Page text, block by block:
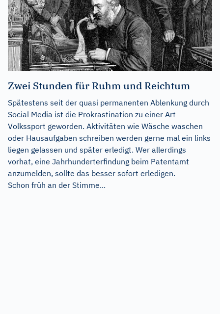
Zwei Stunden für Ruhm und Reichtum
Spätestens seit der quasi permanenten Ablenkung durch
Social Media ist die Prokrastination zu einer Art
Volkssport geworden. Aktivitäten wie Wäsche waschen
oder Hausaufgaben schreiben werden gerne mal ein links
liegen gelassen und später erledigt. Wer allerdings
vorhat, eine Jahrhunderterfindung beim Patentamt
anzumelden, sollte das besser sofort erledigen.
Schon früh an der Stimme...